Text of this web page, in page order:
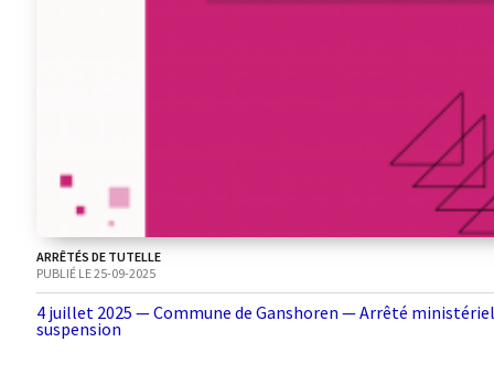
ARRÊTÉS DE TUTELLE
PUBLIÉ LE 25-09-2025
4 juillet 2025 — Commune de Ganshoren — Arrêté
suspension